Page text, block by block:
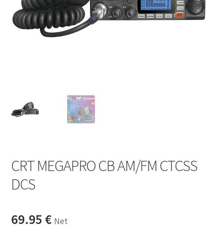
CRT MEGAPRO CB AM/FM CTCSS
DCS
69.95 € Net